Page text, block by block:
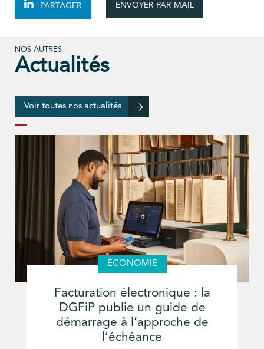
PARTAGER ENVOYER PAR MAIL
NOS AUTRES
Actualités
Voir toutes nos actualités
ÉCONOMIE
Facturation électronique : la
DGFiP publie un guide de
démarrage à l’approche de
l’échéance